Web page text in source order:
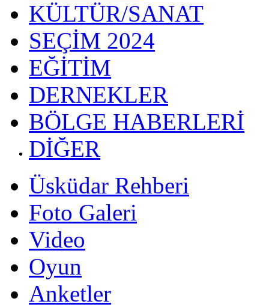
KÜLTÜR/SANAT
SEÇİM 2024
EĞİTİM
DERNEKLER
BÖLGE HABERLERİ
DİĞER
Üsküdar Rehberi
Foto Galeri
Video
Oyun
Anketler